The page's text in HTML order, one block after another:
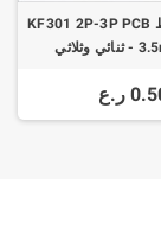
10× موصل ربط KF301 2P-3P PCB
ر.ع